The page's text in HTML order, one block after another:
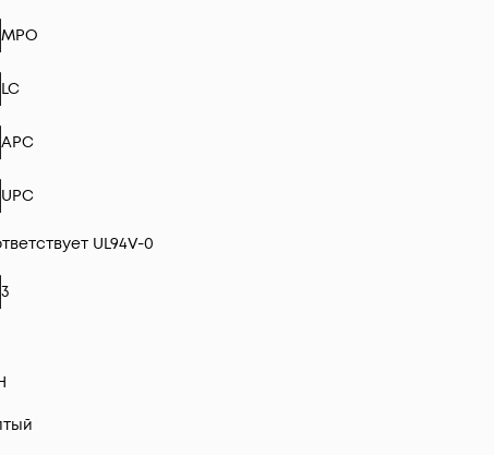
MPO
LC
APC
UPC
UL94V-0
3